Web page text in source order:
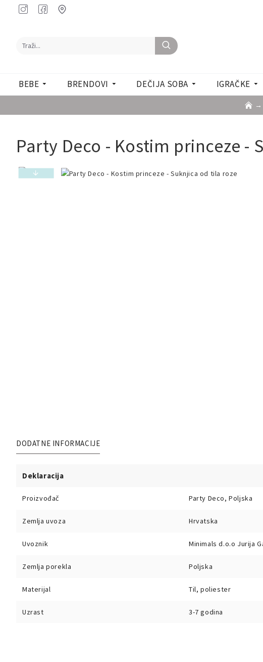
BEBE BRENDOVI DEČIJA SOBA IGRAČKE
Party Deco - Kostim princeze -
DODATNE INFORMACIJE
Deklaracija
Proizvođač Party Deco, Poljska
Zemlja uvoza Hrvatska
Uvoznik Minimals d.o.o Jurija
Zemlja porekla Poljska
Materijal Til, poliester
Uzrast 3-7 godina